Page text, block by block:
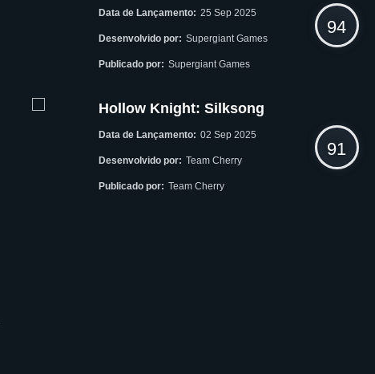
Data de Lançamento: 25 Sep 2025
Desenvolvido por: Supergiant Games
Publicado por: Supergiant Games
94
Hollow Knight: Silksong
Data de Lançamento: 02 Sep 2025
Desenvolvido por: Team Cherry
Publicado por: Team Cherry
91